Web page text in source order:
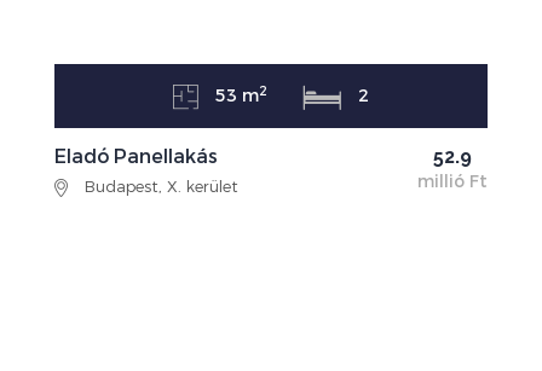
53 m2 2
52.9
millió Ft
Eladó Panellakás
Budapest, X. kerület